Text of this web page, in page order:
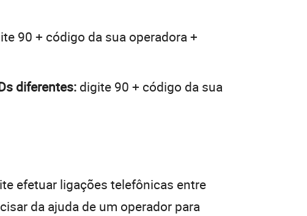
90 + código da sua operadora +
diferentes: digite 90 + código da sua
efetuar ligações telefônicas entre
da ajuda de um operador para